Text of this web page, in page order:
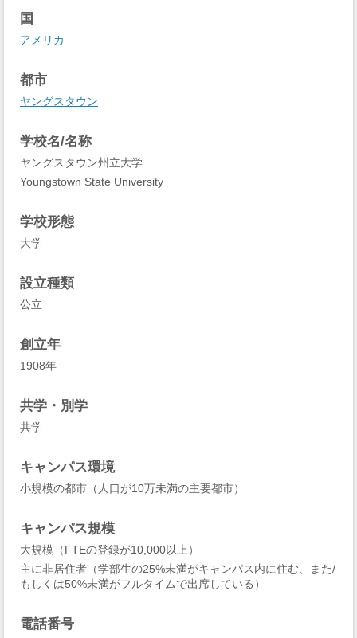
国
アメリカ
都市
ヤングスタウン
学校名/名称
ヤングスタウン州立大学
Youngstown State University
学校形態
大学
設立種類
公立
創立年
1908年
共学・別学
共学
キャンパス環境
小規模の都市（人口が10万未満の主要都市）
キャンパス規模
大規模（FTEの登録が10,000以上）
主に非居住者（学部生の25%未満がキャンパス内に住む、また/
もしくは50%未満がフルタイムで出席している）
電話番号